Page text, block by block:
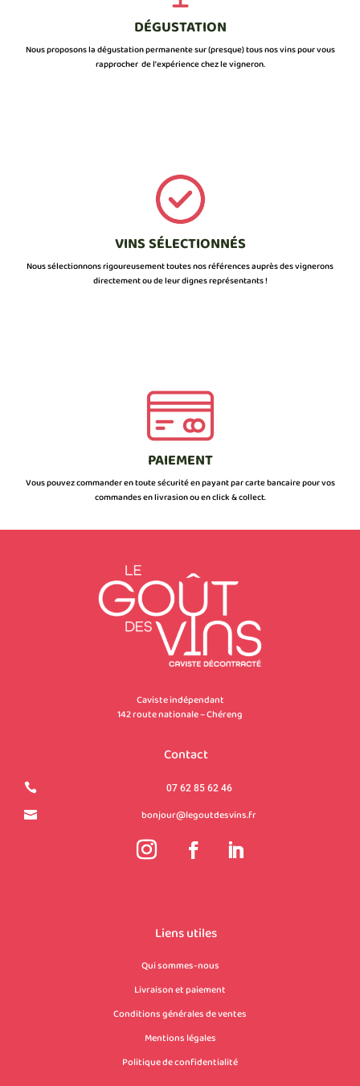
DÉGUSTATION
Nous proposons la dégustation permanente sur (presque) tous nos vins pour vous
rapprocher de l’expérience chez le vigneron.
VINS SÉLECTIONNÉS
Nous sélectionnons rigoureusement toutes nos références auprès des vignerons
directement ou de leur dignes représentants !
PAIEMENT
Vous pouvez commander en toute sécurité en payant par carte bancaire pour vos
commandes en livrasion ou en click & collect.
Caviste indépendant
142 route nationale – Chéreng
Contact
 07 62 85 62 46
 bonjour@legoutdesvins.fr
Liens utiles
Qui sommes-nous
Livraison et paiement
Conditions générales de ventes
Mentions légales
Politique de confidentialité